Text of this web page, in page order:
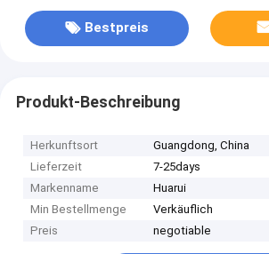
Bestpreis
Produkt-Beschreibung
Herkunftsort
Guangdong, China
Lieferzeit
7-25days
Markenname
Huarui
Min Bestellmenge
Verkäuflich
Preis
negotiable